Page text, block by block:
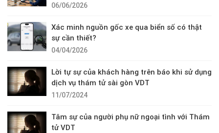
06/06/2026
Xác minh nguồn gốc xe qua biển số có thật
sự cần thiết?
04/04/2026
Lời tự sự của khách hàng trên báo khi sử dụng
dịch vụ thám tử sài gòn VDT
11/07/2024
Tâm sự của người phụ nữ ngoại tình với Thám
tử VDT